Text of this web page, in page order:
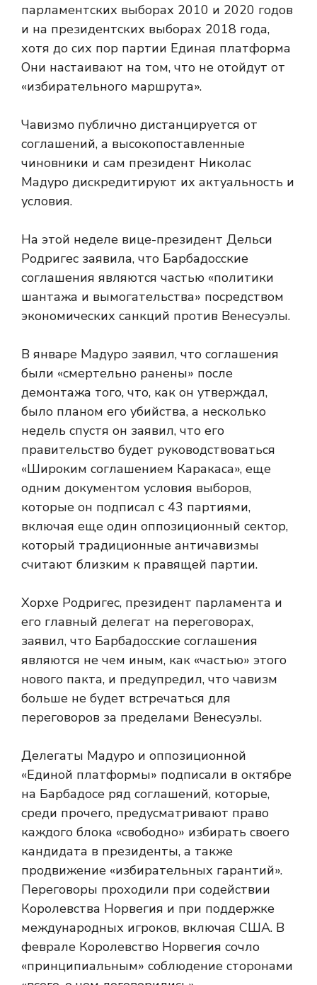
парламентских выборах 2010 и 2020 годов
и на президентских выборах 2018 года,
хотя до сих пор партии Единая платформа
Они настаивают на том, что не отойдут от
«избирательного маршрута».
Чавизмо публично дистанцируется от
соглашений, а высокопоставленные
чиновники и сам президент Николас
Мадуро дискредитируют их актуальность и
условия.
На этой неделе вице-президент Дельси
Родригес заявила, что Барбадосские
соглашения являются частью «политики
шантажа и вымогательства» посредством
экономических санкций против Венесуэлы.
В январе Мадуро заявил, что соглашения
были «смертельно ранены» после
демонтажа того, что, как он утверждал,
было планом его убийства, а несколько
недель спустя он заявил, что его
правительство будет руководствоваться
«Широким соглашением Каракаса», еще
одним документом условия выборов,
которые он подписал с 43 партиями,
включая еще один оппозиционный сектор,
который традиционные античавизмы
считают близким к правящей партии.
Хорхе Родригес, президент парламента и
его главный делегат на переговорах,
заявил, что Барбадосские соглашения
являются не чем иным, как «частью» этого
нового пакта, и предупредил, что чавизм
больше не будет встречаться для
переговоров за пределами Венесуэлы.
Делегаты Мадуро и оппозиционной
«Единой платформы» подписали в октябре
на Барбадосе ряд соглашений, которые,
среди прочего, предусматривают право
каждого блока «свободно» избирать своего
кандидата в президенты, а также
продвижение «избирательных гарантий».
Переговоры проходили при содействии
Королевства Норвегия и при поддержке
международных игроков, включая США. В
феврале Королевство Норвегия сочло
«принципиальным» соблюдение сторонами